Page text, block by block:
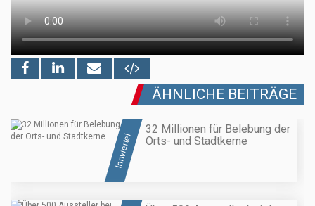
ÄHNLICHE BEITRÄGE
Innviertel
32 Millionen für Belebung der
Orts- und Stadtkerne